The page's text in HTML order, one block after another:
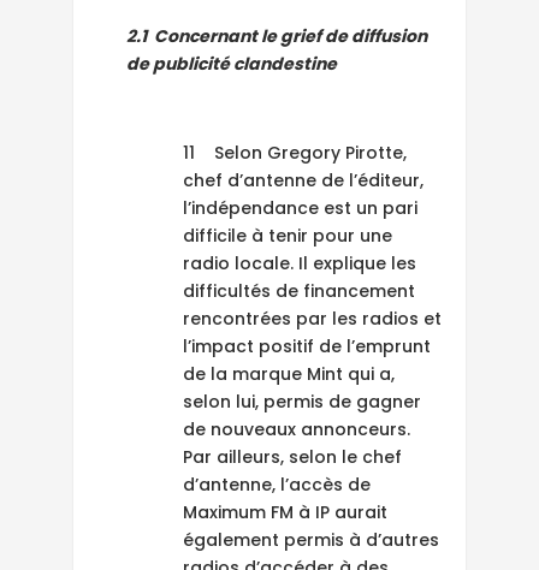
2.1 Concernant le grief de diffusion
de publicité clandestine
11 Selon Gregory Pirotte,
chef d’antenne de l’éditeur,
l’indépendance est un pari
difficile à tenir pour une
radio locale. Il explique les
difficultés de financement
rencontrées par les radios et
l’impact positif de l’emprunt
de la marque Mint qui a,
selon lui, permis de gagner
de nouveaux annonceurs.
Par ailleurs, selon le chef
d’antenne, l’accès de
Maximum FM à IP aurait
également permis à d’autres